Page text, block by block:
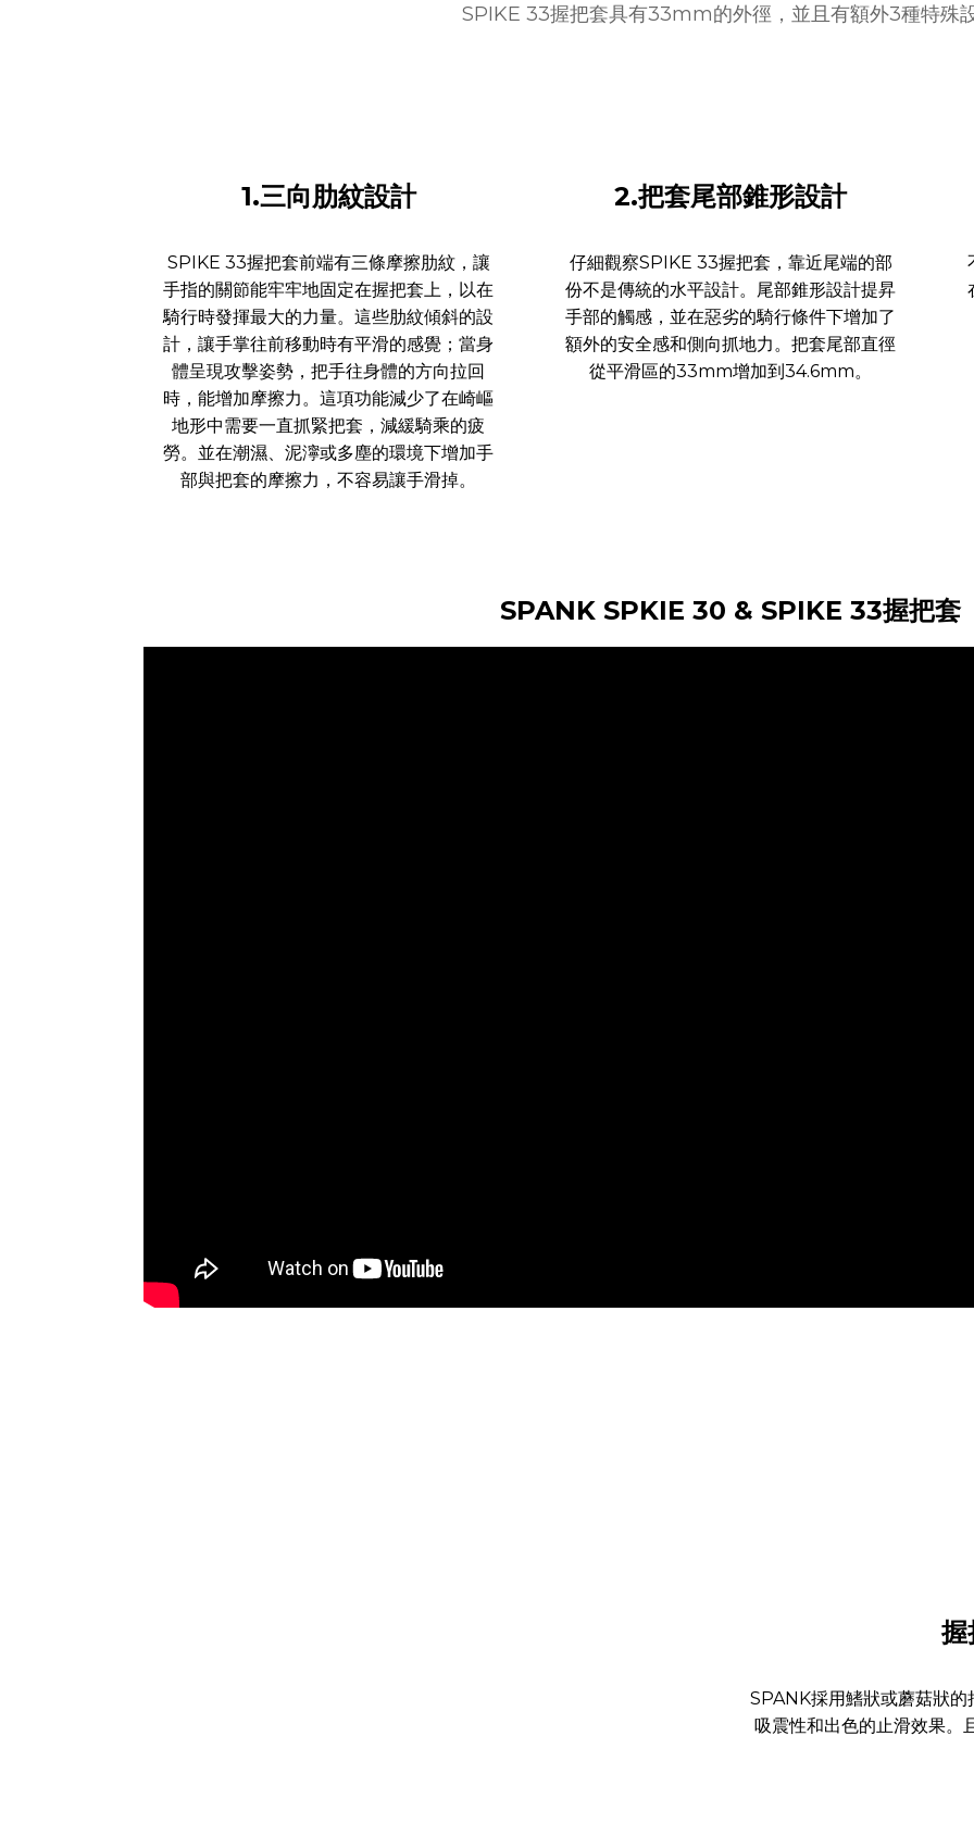
SPIKE 33握把套具有33mm的外徑，並且有額外3種特殊
1.三向肋紋設計
SPIKE 33握把套前端有三條摩擦肋紋，讓
手指的關節能牢牢地固定在握把套上，以在
騎行時發揮最大的力量。這些肋紋傾斜的設
計，讓手掌往前移動時有平滑的感覺；當身
體呈現攻擊姿勢，把手往身體的方向拉回
時，能增加摩擦力。這項功能減少了在崎嶇
地形中需要一直抓緊把套，減緩騎乘的疲
勞。並在潮濕、泥濘或多塵的環境下增加手
部與把套的摩擦力，不容易讓手滑掉。
2.把套尾部錐形設計
仔細觀察SPIKE 33握把套，靠近尾端的部
份不是傳統的水平設計。尾部錐形設計提昇
手部的觸感，並在惡劣的騎行條件下增加了
額外的安全感和側向抓地力。把套尾部直徑
從平滑區的33mm增加到34.6mm。
SPANK SPKIE 30 & SPIKE 33握把套
握
SPANK採用鰭狀或蘑菇狀的
吸震性和出色的止滑效果。